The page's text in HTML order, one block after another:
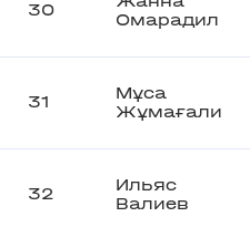
30
Омарадил
31
Мұса
Жұмағали
32
Ильяс
Валиев